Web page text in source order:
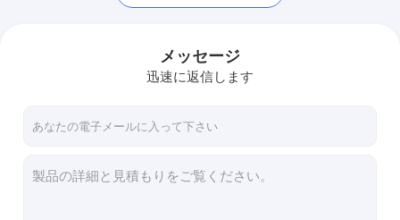
メッセージ
迅速に返信します